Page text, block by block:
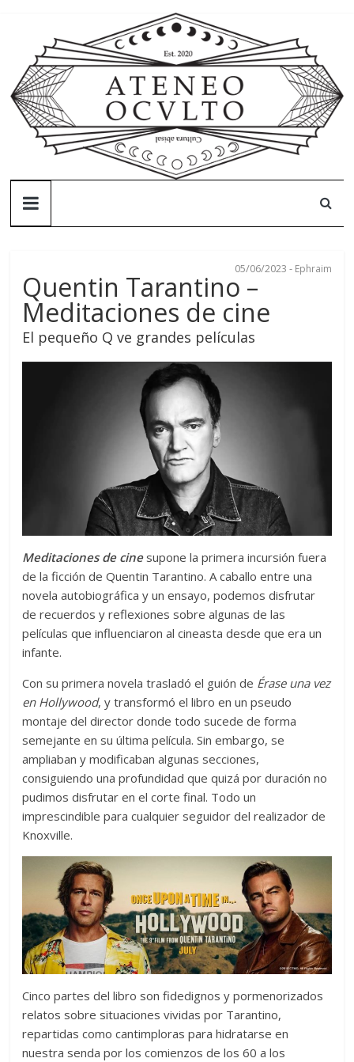
content
Ateneo
Oculto
Ateneo
Oculto
Cultura
abisal
05/06/2023 - Ephraim
Quentin Tarantino –
Meditaciones de cine
El pequeño Q ve grandes películas
Meditaciones de cinesupone la primera incursión fuera
de la ficción de Quentin Tarantino. A caballo entre una
novela autobiográfica y un ensayo, podemos disfrutar
de recuerdos y reflexiones sobre algunas de las
películas que influenciaron al cineasta desde que era un
infante.
Con su primera novela trasladó el guión de Érase una vez
en Hollywood, y transformó el libro en un pseudo
montaje del director donde todo sucede de forma
semejante en su última película. Sin embargo, se
ampliaban y modificaban algunas secciones,
consiguiendo una profundidad que quizá por duración no
pudimos disfrutar en el corte final. Todo un
imprescindible para cualquier seguidor del realizador de
Knoxville.
Cinco partes del libro son fidedignos y pormenorizados
relatos sobre situaciones vividas por Tarantino,
repartidas como cantimploras para hidratarse en
nuestra senda por los comienzos de los 60 a los